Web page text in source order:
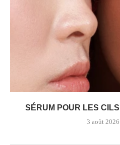
SÉRUM POUR LES
3 août